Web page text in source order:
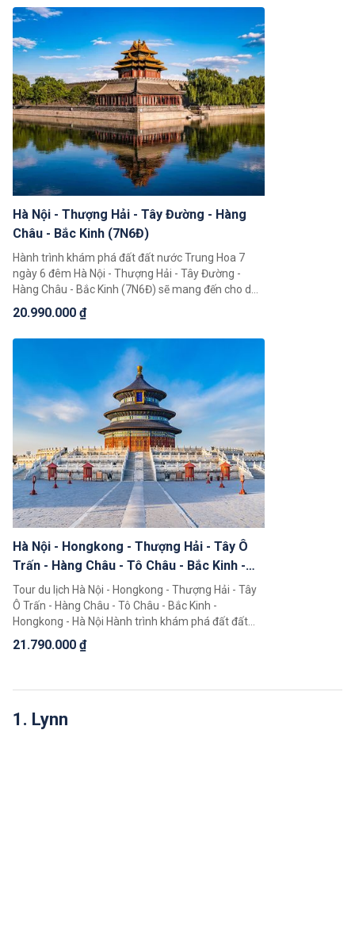
tiếng là Bắc Kinh, Thượng Hải, Hàng Châu, Tô Châu.
Hà Nội - Thượng Hải - Tây Đường - Hàng
Châu - Bắc Kinh (7N6Đ)
Hành trình khám phá đất đất nước Trung Hoa 7
ngày 6 đêm Hà Nội - Thượng Hải - Tây Đường -
Hàng Châu - Bắc Kinh (7N6Đ) sẽ mang đến cho du
khách những trải nghiệm tuyệt vời. Trong hành
trình này du khách có thể chiêm ngưỡng toàn cảnh
đất nước Trung Hoa rộng lớn, khám phá một loạt 4
thành phố nổi tiếng là Bắc Kinh, Thượng Hải, Hàng
20.990.000 ₫
Hà Nội - Hongkong - Thượng Hải - Tây Ô
Trấn - Hàng Châu - Tô Châu - Bắc Kinh -
Hongkong - Hà Nội (8N7Đ)
Tour du lịch Hà Nội - Hongkong - Thượng Hải - Tây
Ô Trấn - Hàng Châu - Tô Châu - Bắc Kinh -
Hongkong - Hà Nội Hành trình khám phá đất đất
nước Trung Hoa 8 ngày 7 đêm độc đáo giúp quý
khách có thể chiêm ngưỡng toàn cảnh đất nước
21.790.000 ₫
1. Lynn